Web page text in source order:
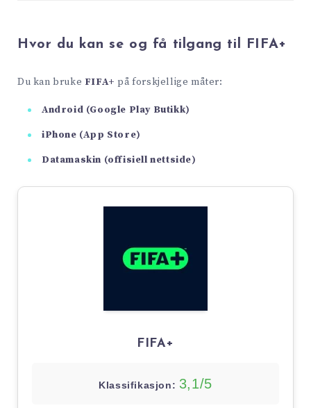
Hvor du kan se og få tilgang til FIFA+
Du kan bruke FIFA+ på forskjellige måter:
Android (Google Play Butikk)
iPhone (App Store)
Datamaskin (offisiell nettside)
FIFA+
Klassifikasjon: 3,1/5